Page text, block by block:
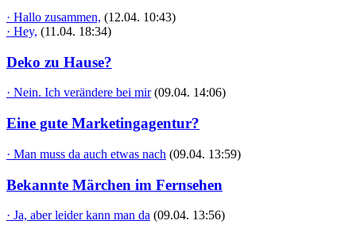
· Hallo zusammen, (12.04. 10:43)
· Hey, (11.04. 18:34)
Deko zu Hause?
· Nein. Ich verändere bei mir (09.04. 14:06)
Eine gute Marketingagentur?
· Man muss da auch etwas nach (09.04. 13:59)
Bekannte Märchen im Fernsehen
· Ja, aber leider kann man da (09.04. 13:56)